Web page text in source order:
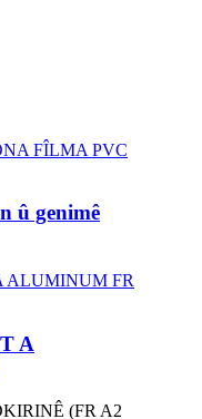
û genimê
A